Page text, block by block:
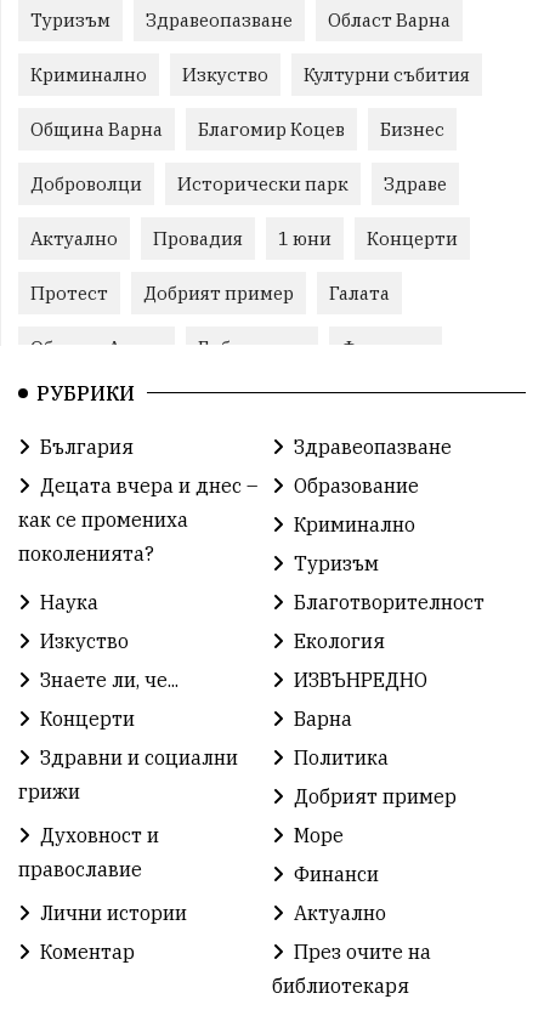
Туризъм Здравеопазване Област Варна
Криминално Изкуство Културни събития
Община Варна Благомир Коцев Бизнес
Доброволци Исторически парк Здраве
Актуално Провадия 1 юни Концерти
Протест Добрият пример Галата
Община Аврен Библиотека Фестивал
Финанси
Театър Спорт за деца История
Градски транспорт
Безплатни прегледи Волейбол Карин дом
Зелена Енергия Ден на детето
Книги Ветрогенератори Девня
Ден на народните будители Изложба
Детски градини Богоявление
Разрушеното бомбоубежище
Избори 2026 Дарения
Концерт
РУБРИКИ
България
Здравеопазване
Децата вчера и днес –
как се промениха
поколенията?
Образование
Криминално
Туризъм
Наука
Благотворителност
Изкуство
Екология
Знаете ли, че...
ИЗВЪНРЕДНО
Концерти
Варна
Здравни и социални
грижи
Политика
Добрият пример
Духовност и
православие
Море
Финанси
Лични истории
Актуално
Коментар
През очите на
библиотекаря